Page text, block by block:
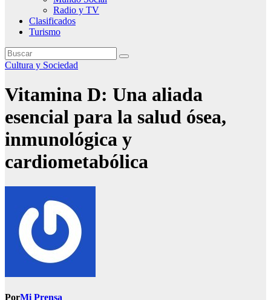
Radio y TV
Clasificados
Turismo
Cultura y Sociedad
Vitamina D: Una aliada
esencial para la salud ósea,
inmunológica y
cardiometabólica
PorMi Prensa